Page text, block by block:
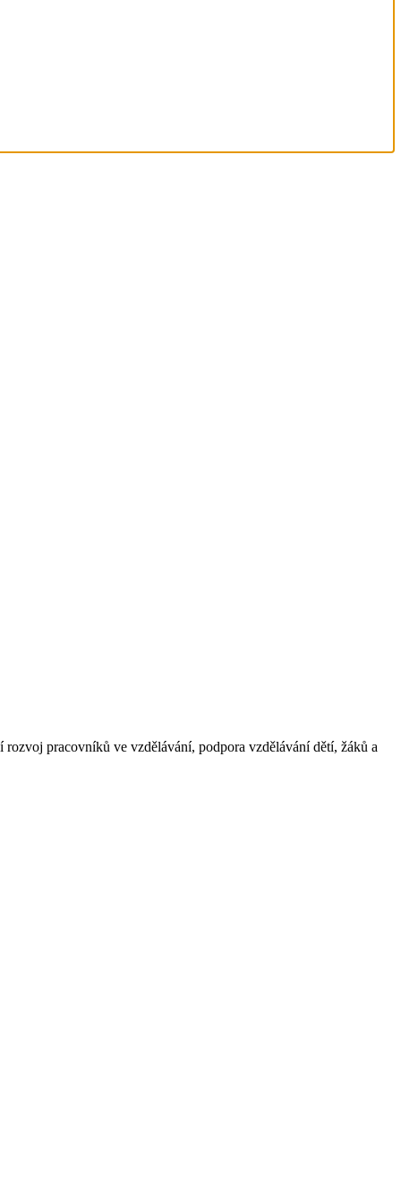
pracovníků ve vzdělávání, podpora vzdělávání dětí, žáků a